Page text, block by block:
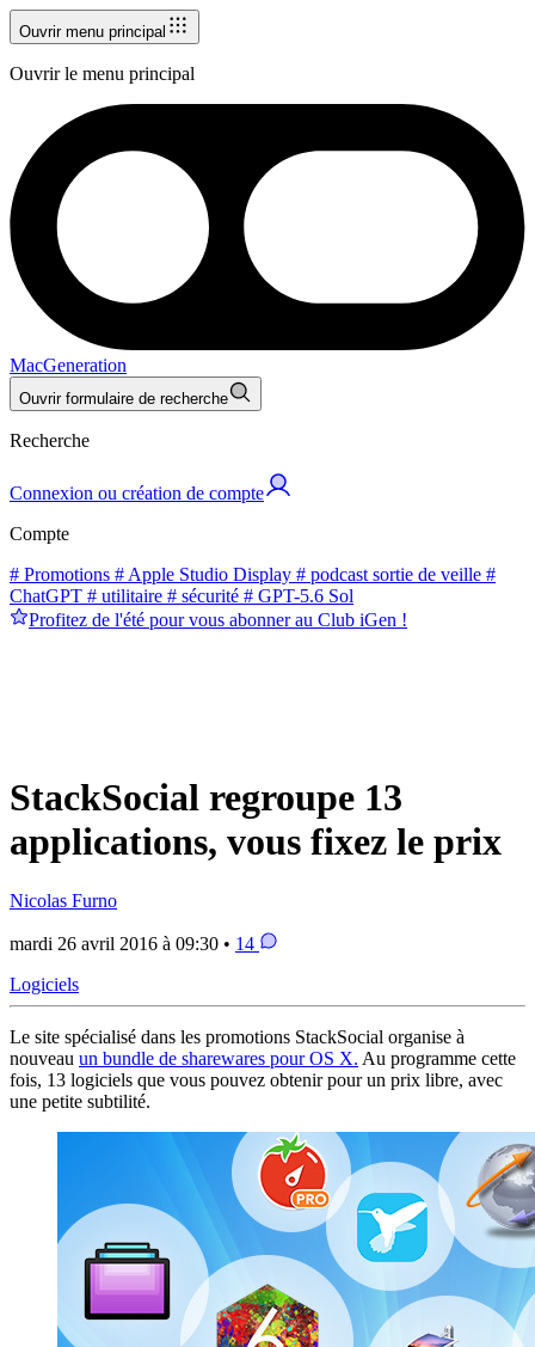
Ouvrir menu principal
Ouvrir le menu principal
MacGeneration
Ouvrir formulaire de recherche
Recherche
Connexion ou création de compte
Compte
# Promotions # Apple Studio Display # podcast sortie de veille #
ChatGPT # utilitaire # sécurité # GPT-5.6 Sol
Profitez de l'été pour vous abonner au Club iGen !
StackSocial regroupe 13
applications, vous fixez le prix
Nicolas Furno
mardi 26 avril 2016 à 09:30 • 14
Logiciels
Le site spécialisé dans les promotions StackSocial organise à
nouveau un bundle de sharewares pour OS X. Au programme cette
fois, 13 logiciels que vous pouvez obtenir pour un prix libre, avec
une petite subtilité.